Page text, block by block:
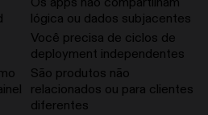
lógica ou dados subjacentes
Você precisa de ciclos de
deployment independentes
São produtos não
relacionados ou para clientes
diferentes